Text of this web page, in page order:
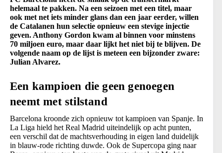
helemaal te pakken. Na een seizoen met een titel, maar
ook met net iets minder glans dan een jaar eerder, willen
de Catalanen hun selectie opnieuw een stevige injectie
geven. Anthony Gordon kwam al binnen voor minstens
70 miljoen euro, maar daar lijkt het niet bij te blijven. De
volgende naam op de lijst is meteen een bijzonder zware:
Julian Alvarez.
Een kampioen die geen genoegen
neemt met stilstand
Barcelona kroonde zich opnieuw tot kampioen van Spanje. In
La Liga hield het Real Madrid uiteindelijk op acht punten,
een verschil dat de machtsverhouding in eigen land duidelijk
in blauw-rode richting duwde. Ook de Supercopa ging naar